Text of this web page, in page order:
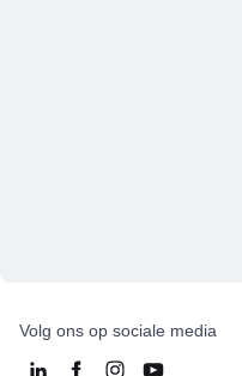
Volg ons op sociale media